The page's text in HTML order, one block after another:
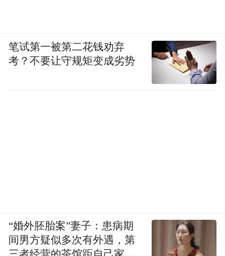
笔试第一被第二花钱劝弃
考？不要让守规矩变成劣势
“婚外胚胎案”妻子：患病期
间男方疑似多次有外遇，第